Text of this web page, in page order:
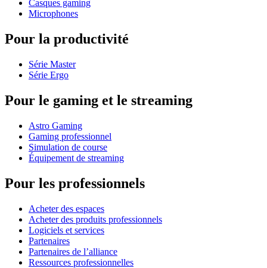
Casques gaming
Microphones
Pour la productivité
Série Master
Série Ergo
Pour le gaming et le streaming
Astro Gaming
Gaming professionnel
Simulation de course
Équipement de streaming
Pour les professionnels
Acheter des espaces
Acheter des produits professionnels
Logiciels et services
Partenaires
Partenaires de l’alliance
Ressources professionnelles